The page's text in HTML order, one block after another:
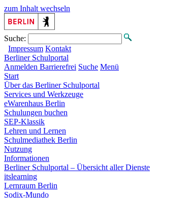
zum Inhalt wechseln
Suche:
Impressum Kontakt
Berliner Schulportal
Anmelden Barrierefrei Suche Menü
Start
Über das Berliner Schulportal
Services und Werkzeuge
eWarenhaus Berlin
Schulungen buchen
SEP-Klassik
Lehren und Lernen
Schulmediathek Berlin
Nutzung
Informationen
Berliner Schulportal – Übersicht aller Dienste
itslearning
Lernraum Berlin
Sodix-Mundo